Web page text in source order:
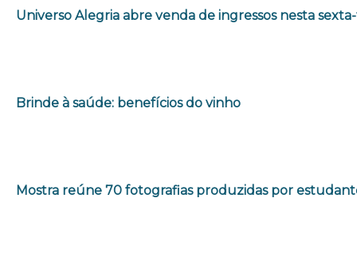
Universo Alegria abre venda de ingressos nesta
Brinde à saúde: benefícios do vinho
Mostra reúne 70 fotografias produzidas por